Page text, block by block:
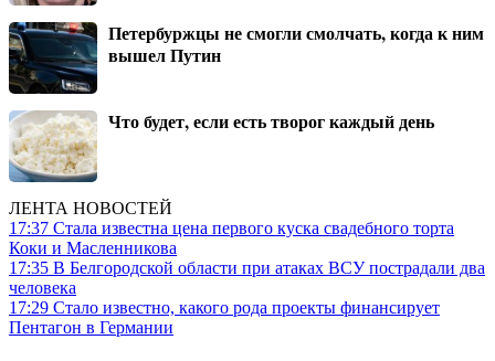
Петербуржцы не смогли смолчать, когда к ним
вышел Путин
Что будет, если есть творог каждый день
ЛЕНТА НОВОСТЕЙ
17:37 Стала известна цена первого куска свадебного торта
Коки и Масленникова
17:35 В Белгородской области при атаках ВСУ пострадали два
человека
17:29 Стало известно, какого рода проекты финансирует
Пентагон в Германии